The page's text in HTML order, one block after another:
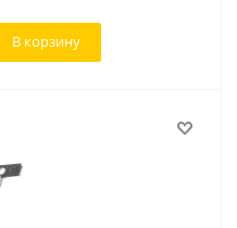
В корзину